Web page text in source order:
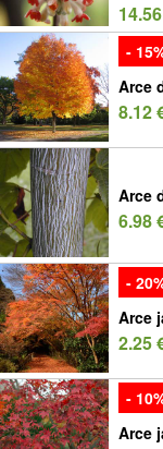
-
Arce
8.12
Arce
6.98
-
Arce
2.25
-
Arce